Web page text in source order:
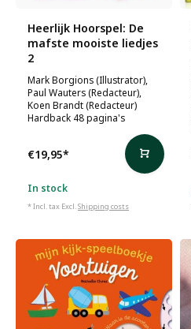
Heerlijk Hoorspel: De
mafste mooiste liedjes
2
Mark Borgions (Illustrator),
Paul Wauters (Redacteur),
Koen Brandt (Redacteur)
Hardback 48 pagina's
€19,95*
In stock
* Incl. tax Excl.Shipping costs